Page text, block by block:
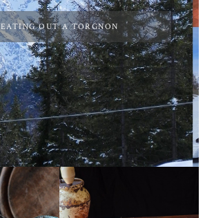
EATING OUT A TORGNON